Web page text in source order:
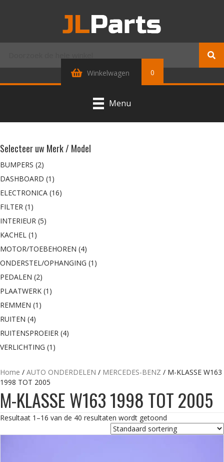
Winkelwagen 0
Menu
Selecteer uw Merk / Model
BUMPERS (2)
DASHBOARD (1)
ELECTRONICA (16)
FILTER (1)
INTERIEUR (5)
KACHEL (1)
MOTOR/TOEBEHOREN (4)
ONDERSTEL/OPHANGING (1)
PEDALEN (2)
PLAATWERK (1)
REMMEN (1)
RUITEN (4)
RUITENSPROEIER (4)
VERLICHTING (1)
Home / AUTO ONDERDELEN / MERCEDES-BENZ / M-KLASSE W163
1998 TOT 2005
M-KLASSE W163 1998 TOT 2005
Resultaat 1–16 van de 40 resultaten wordt getoond